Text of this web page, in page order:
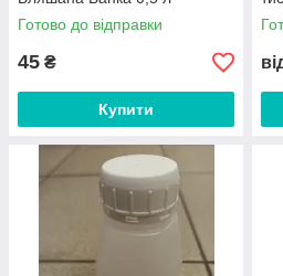
Готово до відправки
45 ₴
Купити